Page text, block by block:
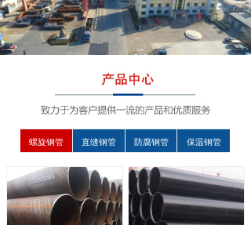
产品检测
过程检测
销售服务
荣誉证书
螺旋钢管 直缝钢管 防腐钢管 保温钢管